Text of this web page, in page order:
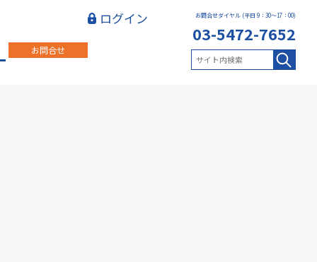
お問合せ
お問合せダイヤル (平日 9：30～17：00)
03-5472-7652
ログイン